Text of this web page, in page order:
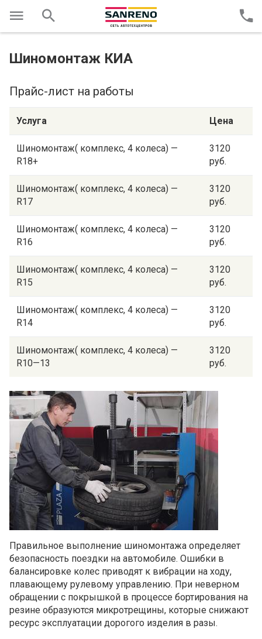
Шиномонтаж КИА
Прайс-лист на работы
Услуга Цена
Шиномонтаж( комплекс, 4 колеса) —
R18+
3120
руб.
Шиномонтаж( комплекс, 4 колеса) —
R17
3120
руб.
Шиномонтаж( комплекс, 4 колеса) —
R16
3120
руб.
Шиномонтаж( комплекс, 4 колеса) —
R15
3120
руб.
Шиномонтаж( комплекс, 4 колеса) —
R14
3120
руб.
Шиномонтаж( комплекс, 4 колеса) —
R10—13
3120
руб.
Правильное выполнение шиномонтажа определяет
безопасность поездки на автомобиле. Ошибки в
балансировке колес приводят к вибрации на ходу,
плавающему рулевому управлению. При неверном
обращении с покрышкой в процессе бортирования на
резине образуются микротрещины, которые снижают
ресурс эксплуатации дорогого изделия в разы.